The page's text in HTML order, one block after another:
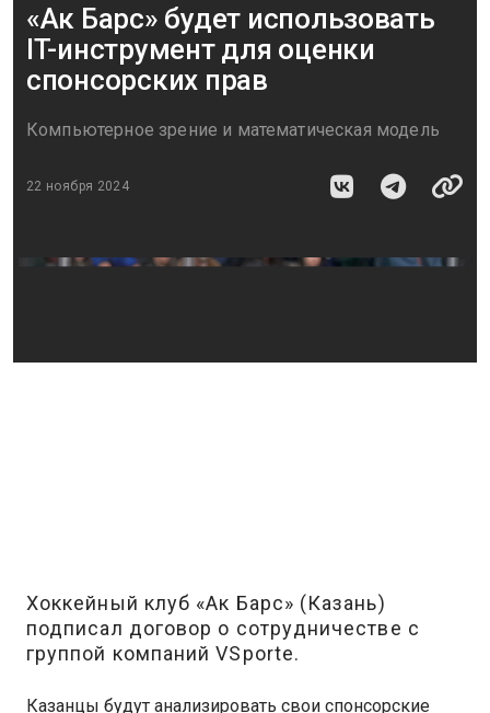
«Ак Барс» будет использовать
IT-инструмент для оценки
спонсорских прав
Компьютерное зрение и математическая модель
22 ноября 2024
Хоккейный клуб «Ак Барс» (Казань)
подписал договор о сотрудничестве с
группой компаний VSporte.
Казанцы будут анализировать свои спонсорские